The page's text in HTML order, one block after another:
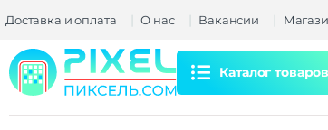
Доставка и оплата О нас Вакансии
Каталог товаров